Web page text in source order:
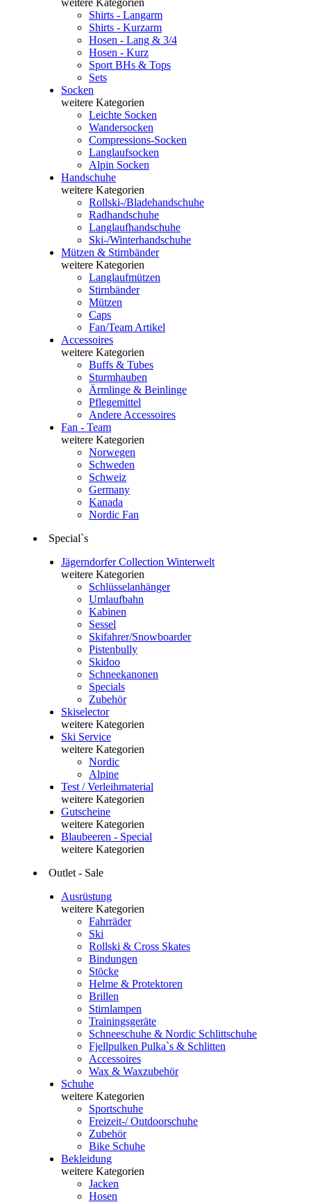
weitere Kategorien
Shirts - Langarm
Shirts - Kurzarm
Hosen - Lang & 3/4
Hosen - Kurz
Sport BHs & Tops
Sets
Socken
weitere Kategorien
Leichte Socken
Wandersocken
Compressions-Socken
Langlaufsocken
Alpin Socken
Handschuhe
weitere Kategorien
Rollski-/Bladehandschuhe
Radhandschuhe
Langlaufhandschuhe
Ski-/Winterhandschuhe
Mützen & Stirnbänder
weitere Kategorien
Langlaufmützen
Stirnbänder
Mützen
Caps
Fan/Team Artikel
Accessoires
weitere Kategorien
Buffs & Tubes
Sturmhauben
Ärmlinge & Beinlinge
Pflegemittel
Andere Accessoires
Fan - Team
weitere Kategorien
Norwegen
Schweden
Schweiz
Germany
Kanada
Nordic Fan
Special`s
Jägerndorfer Collection Winterwelt
weitere Kategorien
Schlüsselanhänger
Umlaufbahn
Kabinen
Sessel
Skifahrer/Snowboarder
Pistenbully
Skidoo
Schneekanonen
Specials
Zubehör
Skiselector
weitere Kategorien
Ski Service
weitere Kategorien
Nordic
Alpine
Test / Verleihmaterial
weitere Kategorien
Gutscheine
weitere Kategorien
Blaubeeren - Special
weitere Kategorien
Outlet - Sale
Ausrüstung
weitere Kategorien
Fahrräder
Ski
Rollski & Cross Skates
Bindungen
Stöcke
Helme & Protektoren
Brillen
Stirnlampen
Trainingsgeräte
Schneeschuhe & Nordic Schlittschuhe
Fjellpulken Pulka`s & Schlitten
Accessoires
Wax & Waxzubehör
Schuhe
weitere Kategorien
Sportschuhe
Freizeit-/ Outdoorschuhe
Zubehör
Bike Schuhe
Bekleidung
weitere Kategorien
Jacken
Hosen